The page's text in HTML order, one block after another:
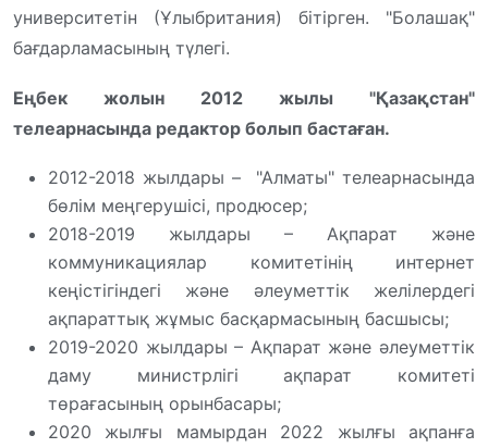
университетін (Ұлыбритания) бітірген. "Болашақ"
бағдарламасының түлегі.
Еңбек жолын 2012 жылы "Қазақстан"
телеарнасында редактор болып бастаған.
2012-2018 жылдары – "Алматы" телеарнасында
бөлім меңгерушісі, продюсер;
2018-2019 жылдары – Ақпарат және
коммуникациялар комитетінің интернет
кеңістігіндегі және әлеуметтік желілердегі
ақпараттық жұмыс басқармасының басшысы;
2019-2020 жылдары – Ақпарат және әлеуметтік
даму министрлігі ақпарат комитеті
төрағасының орынбасары;
2020 жылғы мамырдан 2022 жылғы ақпанға